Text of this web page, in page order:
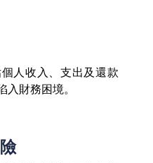
人收入、支出及還款
財務困境。